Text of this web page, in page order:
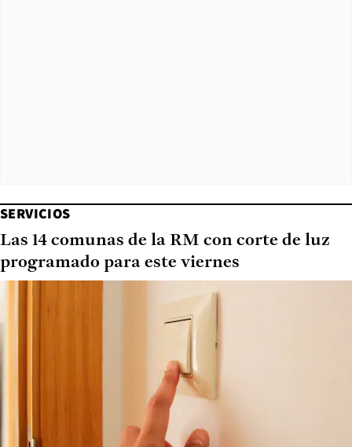
SERVICIOS
Las 14 comunas de la RM con corte de luz
programado para este viernes